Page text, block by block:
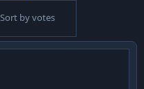
Sort by votes